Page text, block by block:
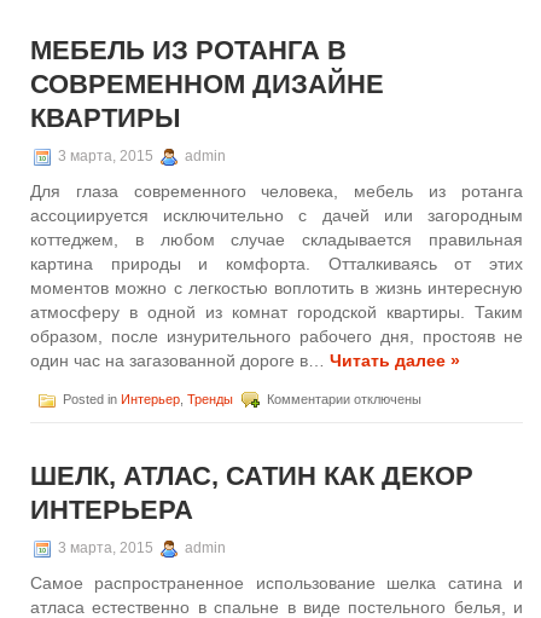
интерьере
МЕБЕЛЬ ИЗ РОТАНГА В
СОВРЕМЕННОМ ДИЗАЙНЕ
КВАРТИРЫ
3 марта, 2015 admin
Для глаза современного человека, мебель из ротанга
ассоциируется исключительно с дачей или загородным
коттеджем, в любом случае складывается правильная
картина природы и комфорта. Отталкиваясь от этих
моментов можно с легкостью воплотить в жизнь интересную
атмосферу в одной из комнат городской квартиры. Таким
образом, после изнурительного рабочего дня, простояв не
один час на загазованной дороге в… Читать далее »
Posted in Интерьер Тренды Комментариик
ротанга
отключены
ШЕЛК, АТЛАС, САТИН КАК ДЕКОР
ИНТЕРЬЕРА
3 марта, 2015 admin
Самое распространенное использование шелка сатина и
атласа естественно в спальне в виде постельного белья, и